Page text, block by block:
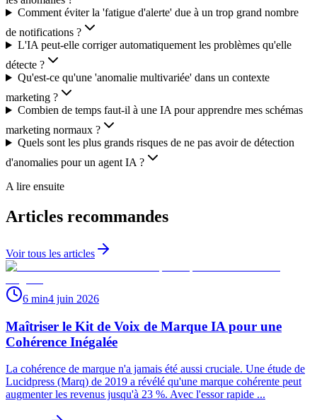
Comment éviter la 'fatigue d'alerte' due à un trop grand nombre
de notifications ?
L'IA peut-elle corriger automatiquement les problèmes qu'elle
détecte ?
Qu'est-ce qu'une 'anomalie multivariée' dans un contexte
marketing ?
Combien de temps faut-il à une IA pour apprendre mes schémas
marketing normaux ?
Quels sont les plus grands risques de ne pas avoir de détection
d'anomalies pour un agent IA ?
A lire ensuite
Articles recommandes
Voir tous les articles
6 min4 juin 2026
Maîtriser le Kit de Voix de Marque IA pour une
Cohérence Inégalée
La cohérence de marque n'a jamais été aussi cruciale. Une étude de
Lucidpress (Marq) de 2019 a révélé qu'une marque cohérente peut
augmenter les revenus jusqu'à 23 %. Avec l'essor rapide ...